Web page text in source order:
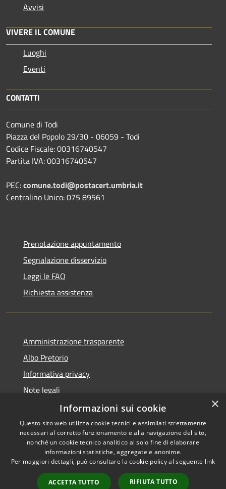
Avvisi
VIVERE IL COMUNE
Luoghi
Eventi
CONTATTI
Comune di Todi
Piazza del Popolo 29/30 - 06059 - Todi
Codice Fiscale: 00316740547
Partita IVA: 00316740547
PEC:comune.todi@postacert.umbria.it
Centralino Unico: 075 89561
Prenotazione appuntamento
Segnalazione disservizio
Leggi le FAQ
Richiesta assistenza
Amministrazione trasparente
Albo Pretorio
Informativa privacy
Note legali
Dichiarazione di accessibilità
RSS
Accessibilità
Copyright © 2026 • Comune di
Todi • Powered by
Municipium•
Accesso
×
Informazioni sui cookie
Questo sito web utilizza cookie tecnici e assimilati strettamente
necessari al corretto funzionamento e alla navigazione del sito,
nonché un cookie tecnico analitico al solo fine di elaborare
informazioni statistiche, aggregate e anonime.
Per maggiori dettagli, può consultare la cookie policy al seguente link
ACCETTA TUTTO RIFIUTA TUTTO